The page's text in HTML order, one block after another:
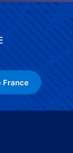
France